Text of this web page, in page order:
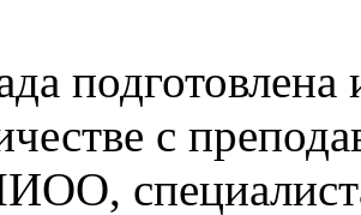
подготовлена
с